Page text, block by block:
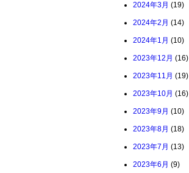
2024年3月 (19)
2024年2月 (14)
2024年1月 (10)
2023年12月 (16)
2023年11月 (19)
2023年10月 (16)
2023年9月 (10)
2023年8月 (18)
2023年7月 (13)
2023年6月 (9)